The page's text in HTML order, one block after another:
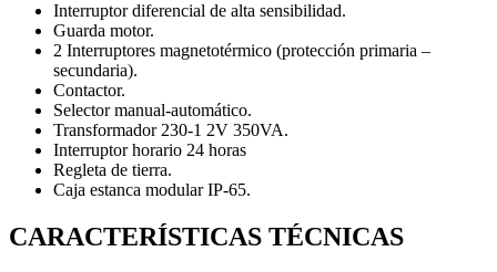
Interruptor diferencial de alta sensibilidad.
Guarda motor.
2 Interruptores magnetotérmico (protección primaria –
secundaria).
Contactor.
Selector manual-automático.
Transformador 230-1 2V 350VA.
Interruptor horario 24 horas
Regleta de tierra.
Caja estanca modular IP-65.
CARACTERÍSTICAS TÉCNICAS